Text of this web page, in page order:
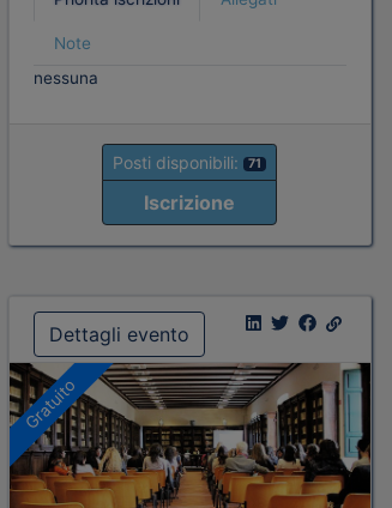
Note
nessuna
Posti disponibili: 71
Iscrizione
Dettagli evento
Gratuito